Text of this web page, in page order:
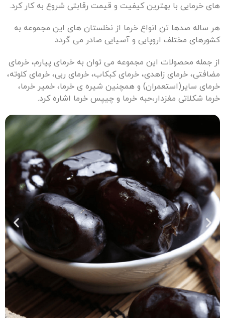
های خرمایی با بهترین کیفیت و قیمت رقابتی شروع به کار کرد.
هر ساله صدها تن انواع خرما از نخلستان های این مجموعه به
کشورهای مختلف اروپایی و آسیایی صادر می گردد.
از جمله محصولات این مجموعه می توان به خرمای پیارم، خرمای
مضافتی، خرمای زاهدی، خرمای کبکاب، خرمای ربی، خرمای کلوته،
خرمای سایر(استعمران) و همچنین شیره ی خرما، خمیر خرما،
خرما شکلاتی مغزدار،حبه خرما و چیپس خرما اشاره کرد.